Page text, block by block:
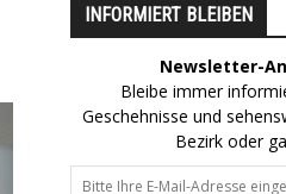
INFORMIERT BLEIBEN
Newsletter-
Bleibe immer
Geschehnisse und
Bezirk oder